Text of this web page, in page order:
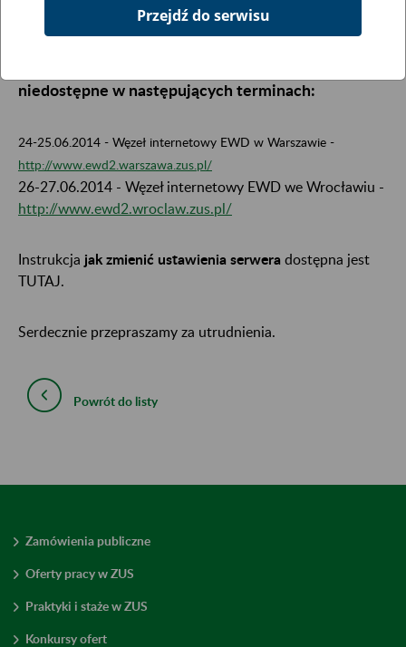
Społecznych, strony przyjmowania dokumentów
elektronicznych z programu Płatnik oraz
niedostępne w następujących terminach:
24-25.06.2014 - Węzeł internetowy EWD w Warszawie -
http://www.ewd2.warszawa.zus.pl/
26-27.06.2014 - Węzeł internetowy EWD we Wrocławiu -
http://www.ewd2.wroclaw.zus.pl/
Instrukcja jak zmienić ustawienia serwera dostępna jest
TUTAJ.
Serdecznie przepraszamy za utrudnienia.
Powrót do listy
Zamówienia publiczne
Oferty pracy w ZUS
Praktyki i staże w ZUS
Konkursy ofert
Przejdź do serwisu